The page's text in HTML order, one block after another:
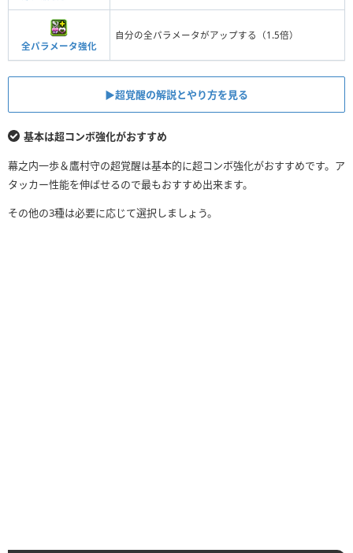
全パラメータ強化
自分の全パラメータがアップする（1.5倍）
▶︎超覚醒の解説とやり方を見る
基本は超コンボ強化がおすすめ
幕之内一歩＆鷹村守の超覚醒は基本的に超コンボ強化がおすすめです。ア
タッカー性能を伸ばせるので最もおすすめ出来ます。
その他の3種は必要に応じて選択しましょう。